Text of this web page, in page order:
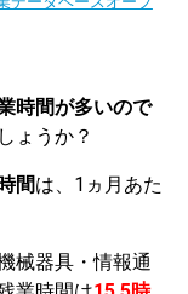
時間が多いので
ょうか？
間は、1ヵ月あた
械器具・情報通